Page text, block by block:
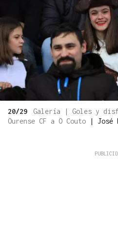
20/29
Galería | Goles y
Ourense CF a O Couto
| José